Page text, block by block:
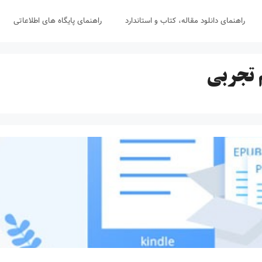
راهنمای دانلود مقاله، کتاب و استاندارد راهنمای پایگاه های اطلاعاتی